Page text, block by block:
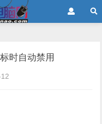
时自动禁用